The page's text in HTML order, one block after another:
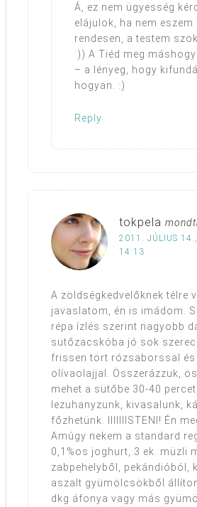
Á, ez nem ügyesség
elájulok, ha nem eszem
rendesen, a testem
:)) A Tiéd meg
– a lényeg, hogy
hogyan. :)
Reply
tokpela
2011. JÚLIUS 14.,
14:13
A zöldségkedvelőknek télre
javaslatom, én is imádom.
répa ízlés szerint nagyobb
sütőzacskóba jó sok
frissen tört rózsaborssal és
olívaolajjal. Összerázzuk,
mehet a sütőbe 30-40
lezuhanyzunk, kivasalunk,
főzhetünk. IIIIIIISTENI! Én
Amúgy nekem a standard
0,1%os joghurt, 3 ek. müzli
zabpehelyből, pekándióból,
aszalt gyümölcsökből
dkg áfonya vagy más